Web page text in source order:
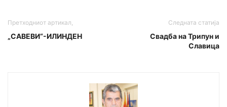
Претходниот артикал,
„САВЕВИ“-ИЛИНДЕН
Следната статија
Свадба на Трипун и
Славица